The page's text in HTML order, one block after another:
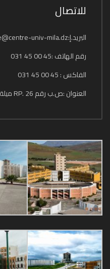
للاتصال
البريد.إ:admin.site@centre-univ-mila.dz
رقم الهاتف :45 00 45 031
الفاكس : 45 00 45 031
العنوان :ص.ب رقم 26 .RP ميلة 43000 الجزائر